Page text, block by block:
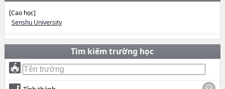
[Cao học]
Senshu University
Tìm kiếm trường học